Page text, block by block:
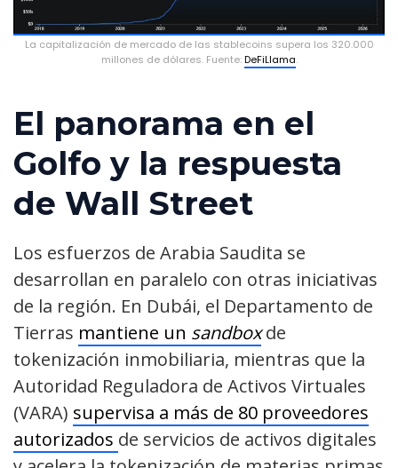
La capitalización de mercado de las stablecoins supera los 320.000
millones de dólares. Fuente:DeFiLlama.
El panorama en el
Golfo y la respuesta
de Wall Street
Los esfuerzos de Arabia Saudita se
desarrollan en paralelo con otras iniciativas
de la región. En Dubái, el Departamento de
Tierras mantiene un sandboxde
tokenización inmobiliaria, mientras que la
Autoridad Reguladora de Activos Virtuales
(VARA) supervisa a más de 80 proveedores
autorizados de servicios de activos digitales